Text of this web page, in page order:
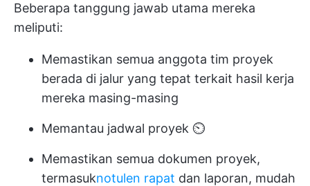
Beberapa tanggung jawab utama mereka
meliputi:
Memastikan semua anggota tim proyek
berada di jalur yang tepat terkait hasil kerja
mereka masing-masing
Memantau jadwal proyek ⏲️
Memastikan semua dokumen proyek,
termasuknotulen rapat dan laporan, mudah